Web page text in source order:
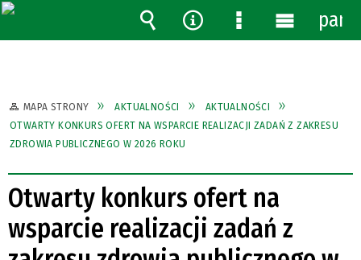
MAPA STRONY AKTUALNOŚCI
AKTUALNOŚCI
OTWARTY KONKURS OFERT NA WSPARCIE REALIZACJI ZADAŃ Z ZAKRESU
ZDROWIA PUBLICZNEGO W 2026 ROKU
Otwarty konkurs ofert na
wsparcie realizacji zadań z
Wyszukiwarka
Narzędzia
MenuMenu